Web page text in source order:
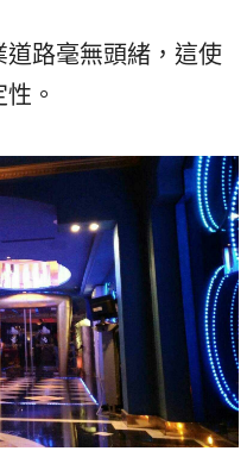
路毫無頭緒，這使
。